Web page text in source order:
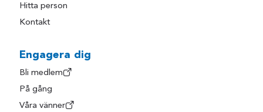
Hitta person
Kontakt
Engagera dig
Bli medlem
På gång
Våra vänner